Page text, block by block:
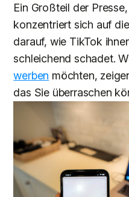
Ein Großteil der
konzentriert sich auf
darauf, wie TikTok
schleichend schadet.
werben möchten,
das Sie überraschen